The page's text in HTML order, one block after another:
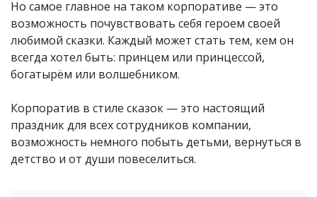
Но самое главное на таком корпоративе — это
возможность почувствовать себя героем своей
любимой сказки. Каждый может стать тем, кем он
всегда хотел быть: принцем или принцессой,
богатырём или волшебником.
Корпоратив в стиле сказок — это настоящий
праздник для всех сотрудников компании,
возможность немного побыть детьми, вернуться в
детство и от души повеселиться.